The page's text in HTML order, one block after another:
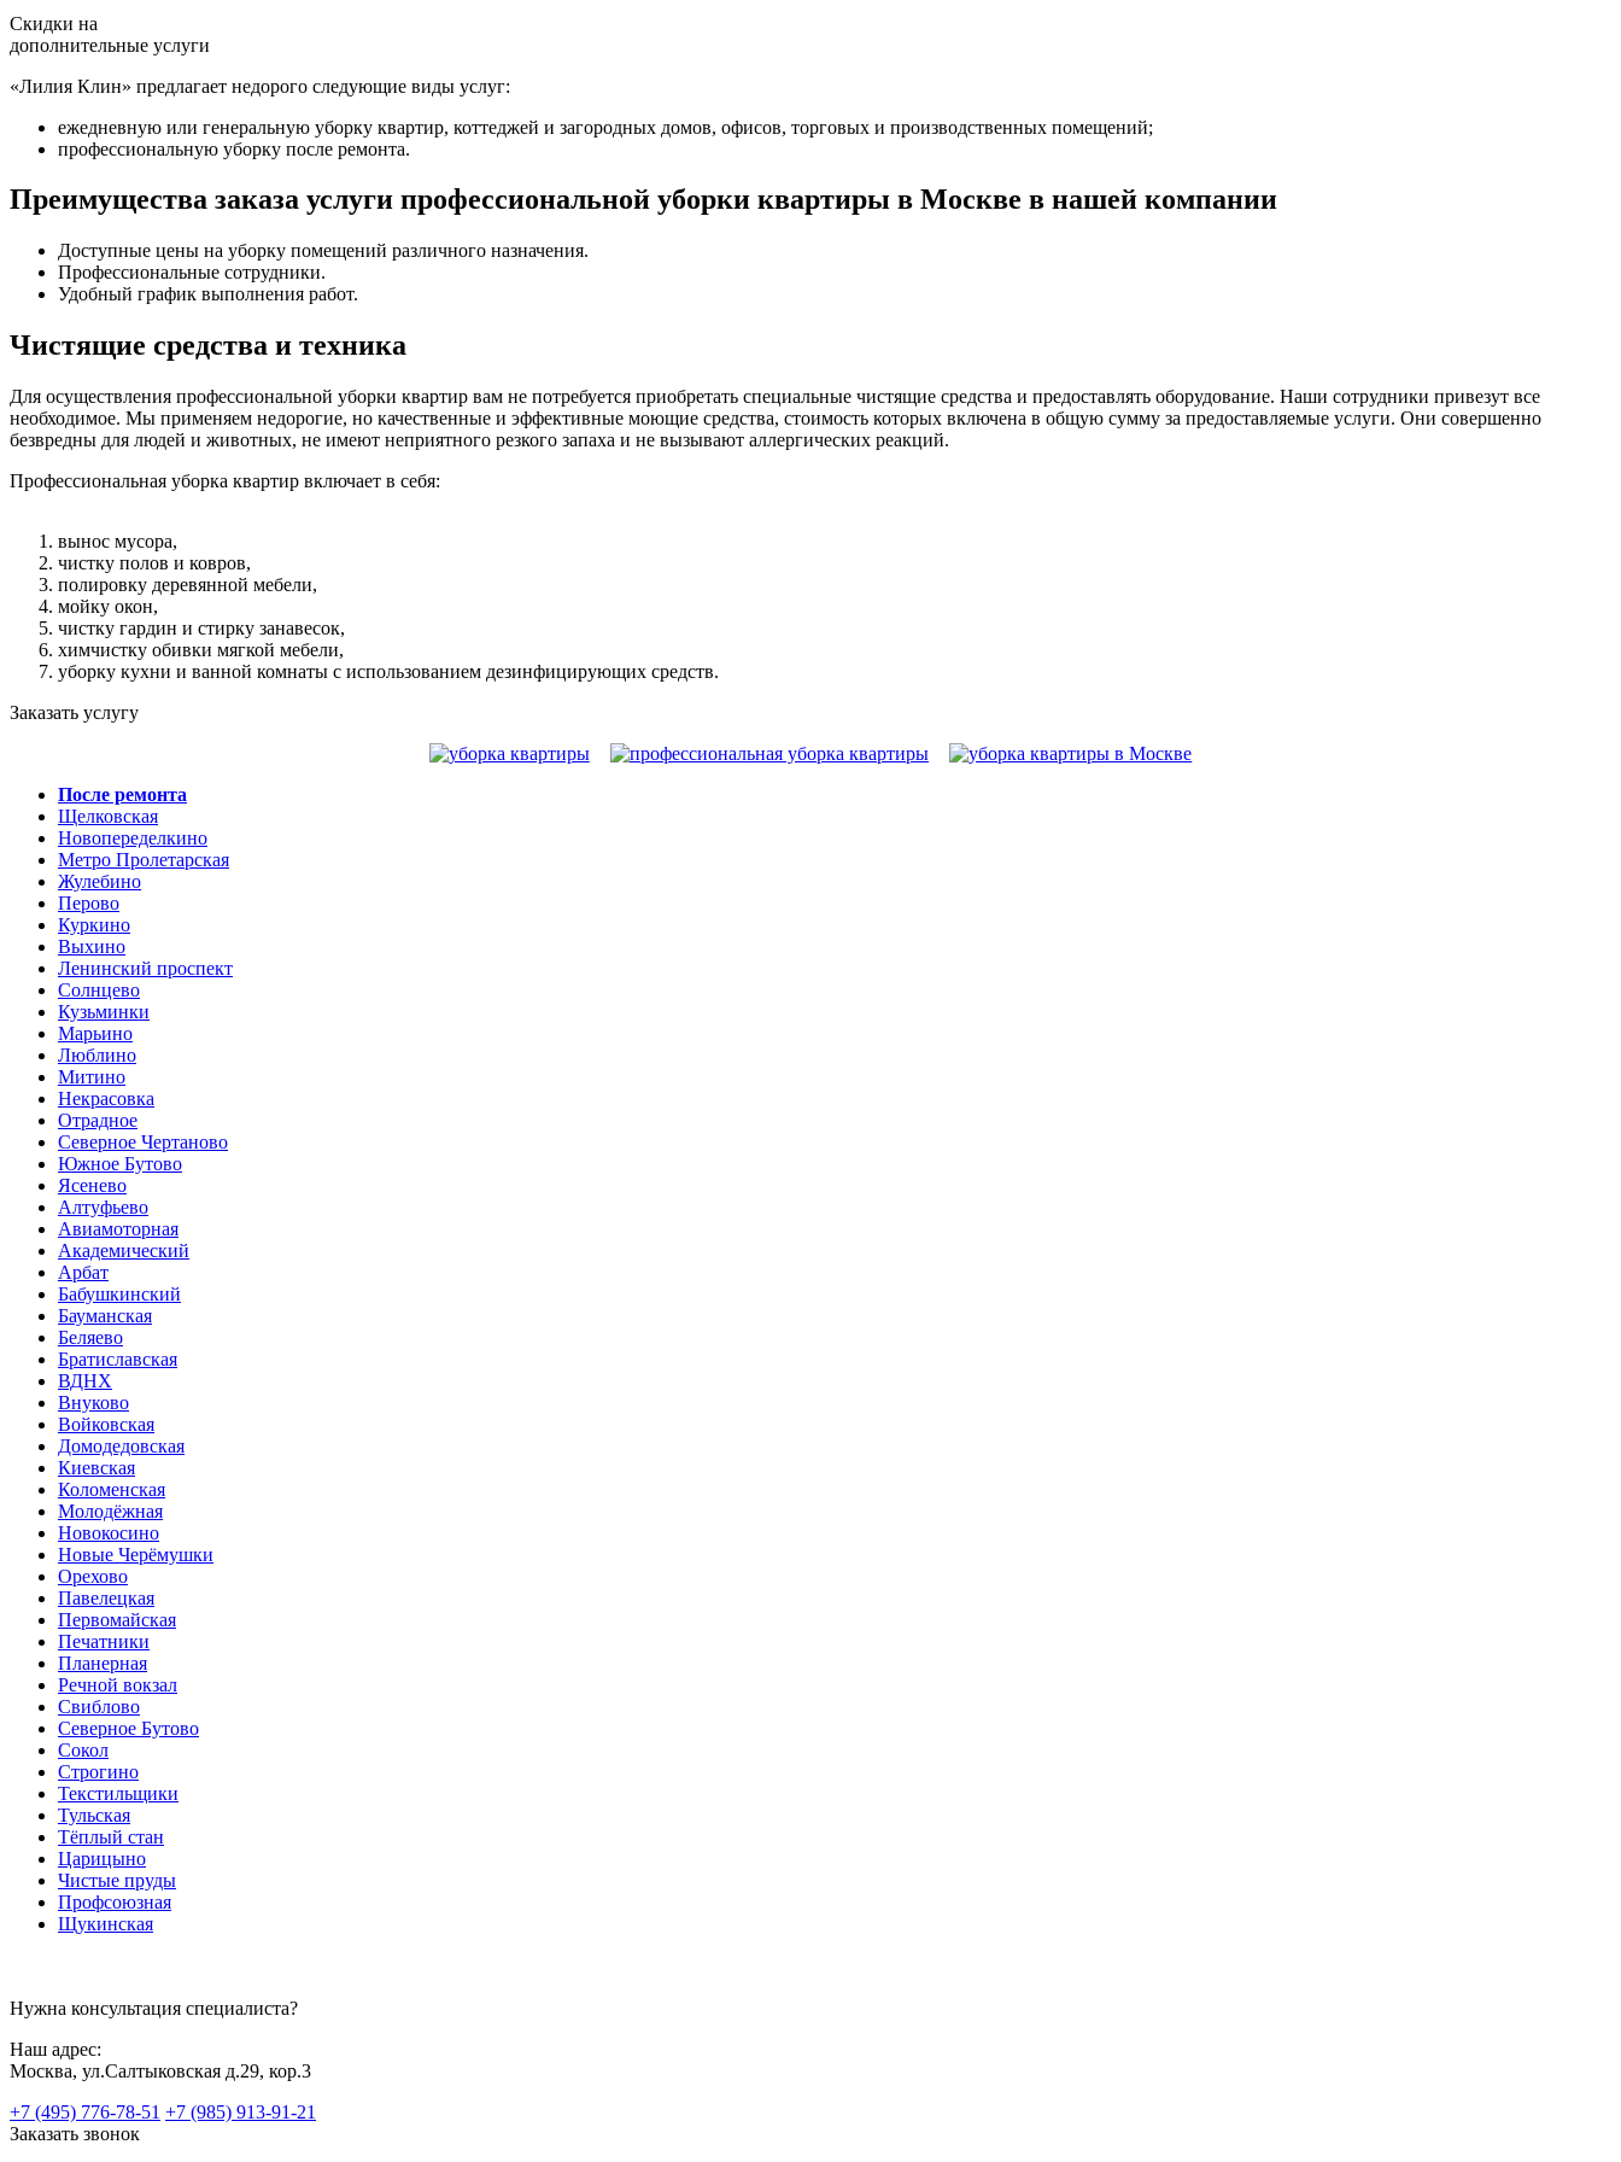
Скидки на
дополнительные услуги
«Лилия Клин» предлагает недорого следующие виды услуг:
ежедневную или генеральную уборку квартир, коттеджей и загородных домов, офисов, торговых и производственных помещений;
профессиональную уборку после ремонта.
Преимущества заказа услуги профессиональной уборки квартиры в Москве в нашей компании
Доступные цены на уборку помещений различного назначения.
Профессиональные сотрудники.
Удобный график выполнения работ.
Чистящие средства и техника
Для осуществления профессиональной уборки квартир вам не потребуется приобретать специальные чистящие средства и предоставлять оборудование. Наши сотрудники привезут все
необходимое. Мы применяем недорогие, но качественные и эффективные моющие средства, стоимость которых включена в общую сумму за предоставляемые услуги. Они совершенно
безвредны для людей и животных, не имеют неприятного резкого запаха и не вызывают аллергических реакций.
Профессиональная уборка квартир включает в себя:
вынос мусора,
чистку полов и ковров,
полировку деревянной мебели,
мойку окон,
чистку гардин и стирку занавесок,
химчистку обивки мягкой мебели,
уборку кухни и ванной комнаты с использованием дезинфицирующих средств.
Заказать услугу
После ремонта
Щелковская
Новопеределкино
Метро Пролетарская
Жулебино
Перово
Куркино
Выхино
Ленинский проспект
Солнцево
Кузьминки
Марьино
Люблино
Митино
Некрасовка
Отрадное
Северное Чертаново
Южное Бутово
Ясенево
Алтуфьево
Авиамоторная
Академический
Арбат
Бабушкинский
Бауманская
Беляево
Братиславская
ВДНХ
Внуково
Войковская
Домодедовская
Киевская
Коломенская
Молодёжная
Новокосино
Новые Черёмушки
Орехово
Павелецкая
Первомайская
Печатники
Планерная
Речной вокзал
Свиблово
Северное Бутово
Сокол
Строгино
Текстильщики
Тульская
Тёплый стан
Царицыно
Чистые пруды
Профсоюзная
Щукинская
Нужна консультация специалиста?
Наш адрес:
Москва, ул.Салтыковская д.29, кор.3
+7 (495) 776-78-51 +7 (985) 913-91-21
Заказать звонок